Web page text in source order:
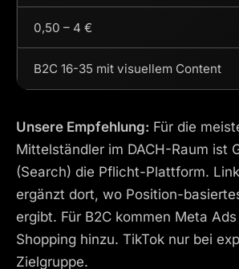
0,50 – 4 €
B2C 16-35 mit visuellem Content
Unsere Empfehlung: Für die
Mittelständler im DACH-Raum ist
(Search) die Pflicht-Plattform.
ergänzt dort, wo Position-
ergibt. Für B2C kommen Meta
Shopping hinzu. TikTok nur bei
Zielgruppe.